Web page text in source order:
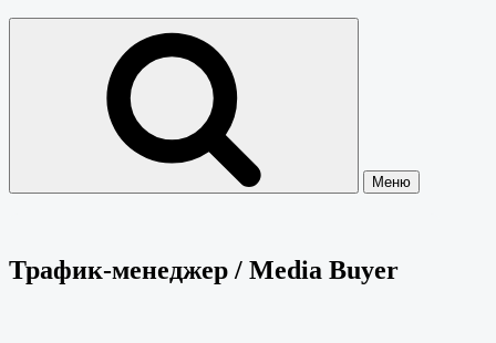
Меню
Трафик-менеджер / Media Buyer